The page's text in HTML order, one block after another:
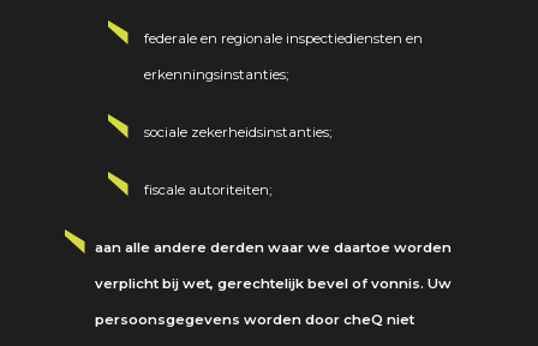
federale en regionale inspectiediensten en
erkenningsinstanties;
sociale zekerheidsinstanties;
fiscale autoriteiten;
aan alle andere derden waar we daartoe worden
verplicht bij wet, gerechtelijk bevel of vonnis. Uw
persoonsgegevens worden door cheQ niet